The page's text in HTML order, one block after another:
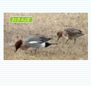
おさんぽ